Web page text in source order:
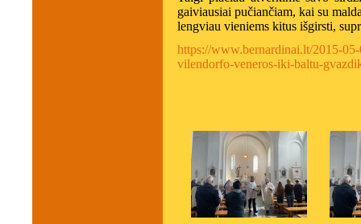
gaiviausiai pučiančiam, kai su
lengviau vieniems kitus išgirsti,
https://www.bernardinai.lt/2015-
vilendorfo-veneros-iki-baltu-